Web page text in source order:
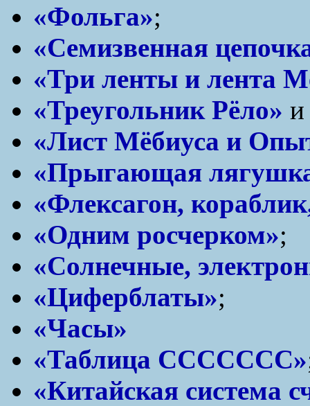
«Фольга»;
«Семизвенная
«Три ленты и лента
«Треугольник Рёло»
«Лист Мёбиуса и
«Прыгающая
«Флексагон,
«Одним росчерком»;
«Солнечные,
«Циферблаты»;
«Часы»
«Таблица ССССССС»
«Китайская система